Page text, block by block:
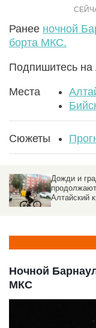
Ранее ночной
борта МКС.
Подпишитесь на
Места
Сюжеты
Дожди и
Алтайский
Ночной
МКС